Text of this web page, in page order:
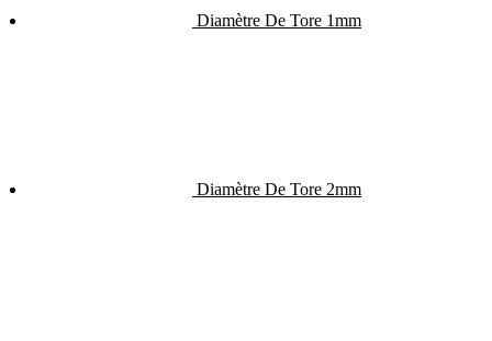
Diamètre De Tore 1mm
Diamètre De Tore 2mm